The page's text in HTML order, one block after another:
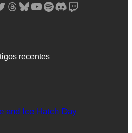
Threads Bluesky YouTube Spotify Discord Twitch
recentes
and Ice Hatch Day